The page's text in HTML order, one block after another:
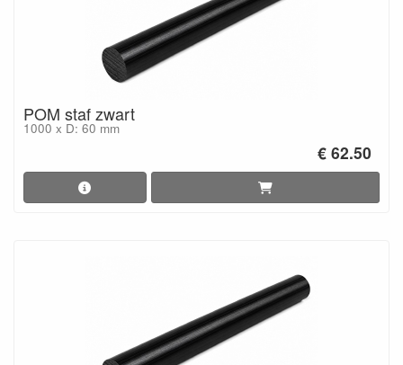
POM staf zwart
1000 x D: 60 mm
€ 62.50